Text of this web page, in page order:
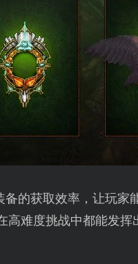
的获取效率，让玩家
难度挑战中都能发挥